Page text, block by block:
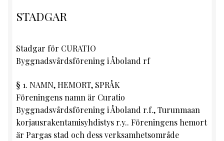
STADGAR
Stadgar för CURATIO
Byggnadsvårdsförening i Åboland rf
§ 1. NAMN, HEMORT, SPRÅK
Föreningens namn är Curatio
Byggnadsvårdsförening i Åboland r.f., Turunmaan
korjausrakentamisyhdistys r.y.. Föreningens hemort
är Pargas stad och dess verksamhetsområde